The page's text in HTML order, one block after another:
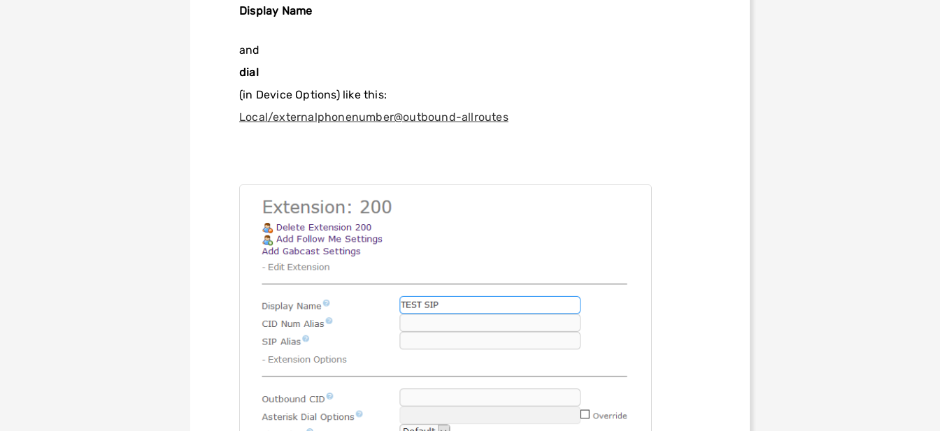
Display Name
and
dial
(in Device Options) like this:
Local/externalphonenumber@outbound-allroutes